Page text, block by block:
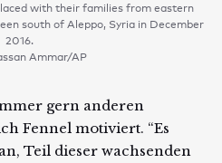
with their families from eastern
south of Aleppo, Syria in December
2016.
Ammar/AP
gern anderen
Fennel motiviert. “Es
Teil dieser wachsenden